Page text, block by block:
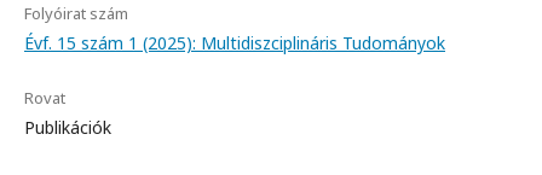
Folyóirat szám
Évf. 15 szám 1 (2025): Multidiszciplináris Tudományok
Rovat
Publikációk